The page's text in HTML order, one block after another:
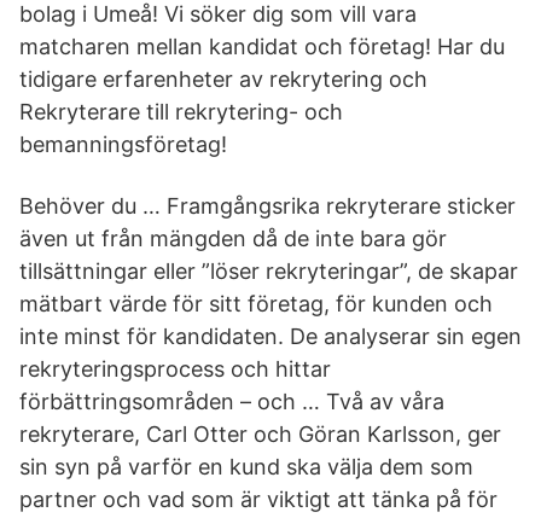
bolag i Umeå! Vi söker dig som vill vara
matcharen mellan kandidat och företag! Har du
tidigare erfarenheter av rekrytering och
Rekryterare till rekrytering- och
bemanningsföretag!
Behöver du … Framgångsrika rekryterare sticker
även ut från mängden då de inte bara gör
tillsättningar eller ”löser rekryteringar”, de skapar
mätbart värde för sitt företag, för kunden och
inte minst för kandidaten. De analyserar sin egen
rekryteringsprocess och hittar
förbättringsområden – och … Två av våra
rekryterare, Carl Otter och Göran Karlsson, ger
sin syn på varför en kund ska välja dem som
partner och vad som är viktigt att tänka på för